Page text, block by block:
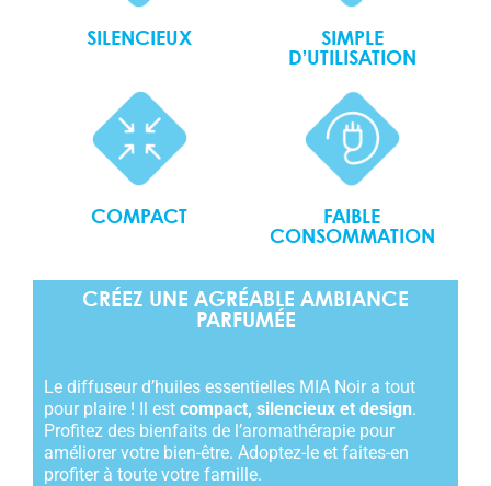
SILENCIEUX
SIMPLE
D’UTILISATION
COMPACT
FAIBLE
CONSOMMATION
CRÉEZ UNE AGRÉABLE AMBIANCE
PARFUMÉE
Le diffuseur d’huiles essentielles MIA Noir a tout
pour plaire ! Il est compact, silencieux et design.
Profitez des bienfaits de l’aromathérapie pour
améliorer votre bien-être. Adoptez-le et faites-en
profiter à toute votre famille.